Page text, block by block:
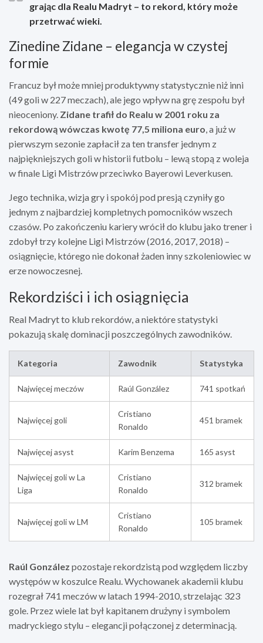
grając dla Realu Madryt – to rekord, który może
przetrwać wieki.
Zinedine Zidane – elegancja w czystej
formie
Francuz był może mniej produktywny statystycznie niż inni
(49 goli w 227 meczach), ale jego wpływ na grę zespołu był
nieoceniony. Zidane trafił do Realu w 2001 roku za
rekordową wówczas kwotę 77,5 miliona euro, a już w
pierwszym sezonie zapłacił za ten transfer jednym z
najpiękniejszych goli w historii futbolu – lewą stopą z woleja
w finale Ligi Mistrzów przeciwko Bayerowi Leverkusen.
Jego technika, wizja gry i spokój pod presją czyniły go
jednym z najbardziej kompletnych pomocników wszech
czasów. Po zakończeniu kariery wrócił do klubu jako trener i
zdobył trzy kolejne Ligi Mistrzów (2016, 2017, 2018) –
osiągnięcie, którego nie dokonał żaden inny szkoleniowiec w
erze nowoczesnej.
Rekordziści i ich osiągnięcia
Real Madryt to klub rekordów, a niektóre statystyki
pokazują skalę dominacji poszczególnych zawodników.
Kategoria Zawodnik Statystyka
Najwięcej meczów Raúl González 741 spotkań
Najwięcej goli
Cristiano
Ronaldo
451 bramek
Najwięcej asyst Karim Benzema 165 asyst
Najwięcej goli w La
Liga
Cristiano
Ronaldo
312 bramek
Najwięcej goli w LM
Cristiano
Ronaldo
105 bramek
Raúl González pozostaje rekordzistą pod względem liczby
występów w koszulce Realu. Wychowanek akademii klubu
rozegrał 741 meczów w latach 1994-2010, strzelając 323
gole. Przez wiele lat był kapitanem drużyny i symbolem
madryckiego stylu – elegancji połączonej z determinacją.